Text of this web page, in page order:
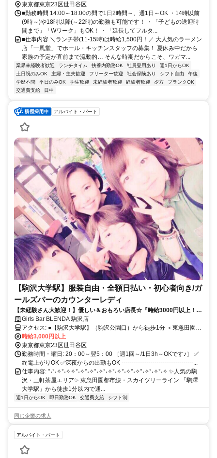
東京都東京23区世田谷区
■勤務時間 14:00～18:00の間で1日2時間～、週1日～OK ・14時以前
(9時～)や18時以降(～22時)の勤務も可能です！ ・「子どもの送迎時
間まで」「Wワーク」もOK！ ・「延長してフルタ...
■仕事内容 ＼ランチ帯(11-15時)は時給1,500円！／ 大人気のラーメン
店「一風堂」でホール・キッチンスタッフの募集！ 夏休み中だから
家族の予定が直前まで流動的… そんな時期だからこそ、ワガマ...
業界未経験者歓迎 ランチタイム 扶養内勤務OK 社員登用あり
週1日からOK
土日祝のみOK
主婦・主夫歓迎 フリーター歓迎 社会保険あり シフト自由
午後
学歴不問
平日のみOK 学生歓迎 未経験者歓迎 経験者歓迎 夕方
ブランクOK
交通費支給
日中
アルバイト・パート
【駒沢大学駅】服装自由・全額日払い・初心者向き/ガ
ールズバーのカウンターレディ
【未経験さん大歓迎！】優しい＆おもろい店長☆『時給3000円以上！』
『未経験大歓迎！』『ノルマとかお酒＆シフトの強制とか一切なし！』
【送りあり！】【待遇＆給料を両方Getなガールズバー】
Girls Bar BLENDA 駒沢店
アクセス: ●【駒沢大学駅】（駒沢公園口）から徒歩1分 ＜東急田園都
市線＞ ●【三軒茶屋駅】から徒歩15分 ＜東急田園線/東急世田谷線＞
時給3,000円以上
東京都東京23区世田谷区
勤務時間・曜日: 20：00～翌5：00 ［週1回～/1日3h～OKです♪］ ✅
終電上がりOK ✅深夜からの出勤もOK -------------------------------------...
仕事内容: °˖°˖✧°˖✧✧°˖✧°˖✧°˖✧°˖✧°˖✧°˖✧°˖✧°˖✧°˖✧°˖✧ ✨人気の駒
沢・三軒茶屋エリア✨ 東急田園都市線・スカイツリーライン 「駒澤
大学駅」から徒歩1分以内で通...
週1日からOK 即日勤務OK 交通費支給 シフト制
同じ企業の求人
アルバイト・パート